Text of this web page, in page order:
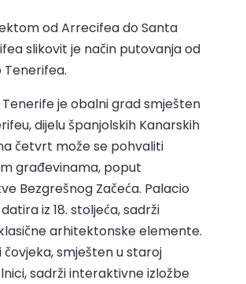
od Arrecifea do Santa
slikovit je način putovanja od
Tenerifea.
je obalni grad smješten
dijelu španjolskih Kanarskih
četvrt može se pohvaliti
građevinama, poput
Bezgrešnog Začeća. Palacio
iz 18. stoljeća, sadrži
arhitektonske elemente.
čovjeka, smješten u staroj
sadrži interaktivne izložbe